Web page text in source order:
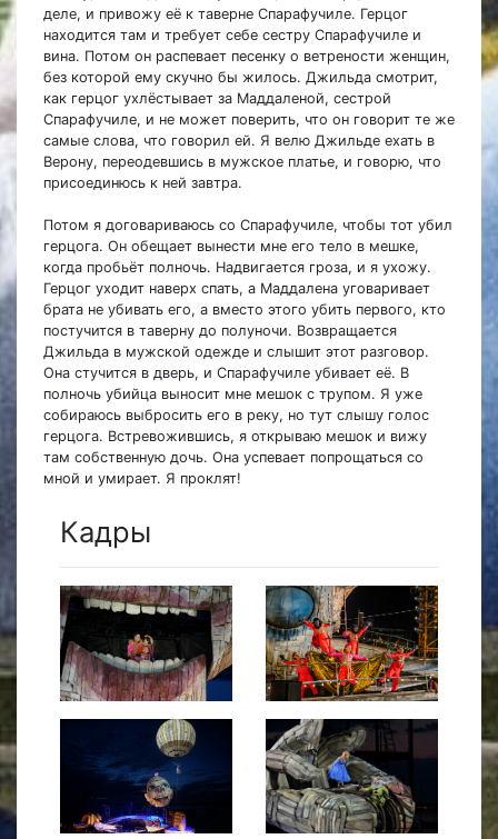
деле, и привожу её к таверне Спарафучиле. Герцог
находится там и требует себе сестру Спарафучиле и
вина. Потом он распевает песенку о ветрености женщин,
без которой ему скучно бы жилось. Джильда смотрит,
как герцог ухлёстывает за Маддаленой, сестрой
Спарафучиле, и не может поверить, что он говорит те же
самые слова, что говорил ей. Я велю Джильде ехать в
Верону, переодевшись в мужское платье, и говорю, что
присоединюсь к ней завтра.
Потом я договариваюсь со Спарафучиле, чтобы тот убил
герцога. Он обещает вынести мне его тело в мешке,
когда пробьёт полночь. Надвигается гроза, и я ухожу.
Герцог уходит наверх спать, а Маддалена уговаривает
брата не убивать его, а вместо этого убить первого, кто
постучится в таверну до полуночи. Возвращается
Джильда в мужской одежде и слышит этот разговор.
Она стучится в дверь, и Спарафучиле убивает её. В
полночь убийца выносит мне мешок с трупом. Я уже
собираюсь выбросить его в реку, но тут слышу голос
герцога. Встревожившись, я открываю мешок и вижу
там собственную дочь. Она успевает попрощаться со
мной и умирает. Я проклят!
Кадры